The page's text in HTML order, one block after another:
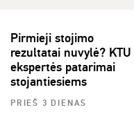
Pirmieji stojimo
rezultatai nuvylė? KTU
ekspertės patarimai
stojantiesiems
PRIEŠ 3 DIENAS